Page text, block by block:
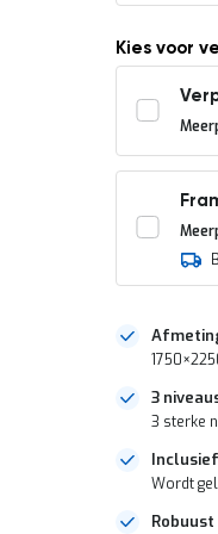
Kies voor
3
3 sterke
Wordt